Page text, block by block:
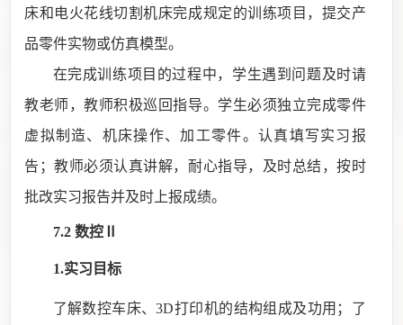
床和电火花线切割机床完成规定的训练项目，提交产
品零件实物或仿真模型。
在完成训练项目的过程中，学生遇到问题及时请
教老师，教师积极巡回指导。学生必须独立完成零件
虚拟制造、机床操作、加工零件。认真填写实习报
告；教师必须认真讲解，耐心指导，及时总结，按时
批改实习报告并及时上报成绩。
7.2 数控Ⅱ
1.实习目标
了解数控车床、3D打印机的结构组成及功用；了